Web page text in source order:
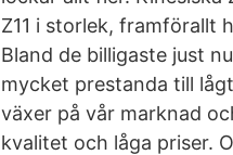
Z11 i storlek, framförallt
Bland de billigaste just
mycket prestanda till
växer på vår marknad
kvalitet och låga priser.